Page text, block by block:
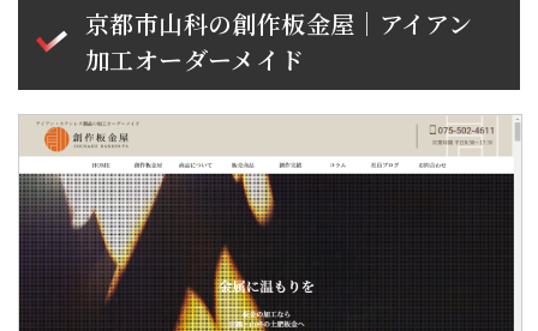
京都市山科の創作板金屋│アイアン
加工オーダーメイド